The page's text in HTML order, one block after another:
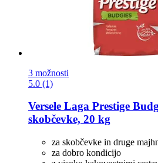
3 možnosti
5.0 (1)
Versele Laga Prestige
skobčevke, 20 kg
za skobčevke in druge
za dobro kondicijo